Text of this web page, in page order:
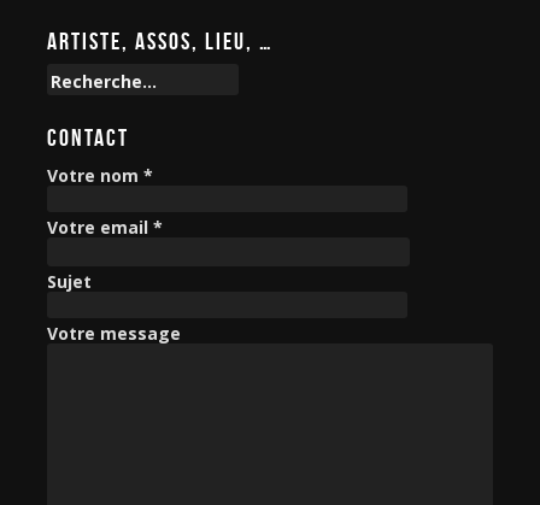
ARTISTE, ASSOS, LIEU, …
R
c
h
e
c
r
:
CONTACT
Votre nom *
Votre email *
Sujet
Votre message